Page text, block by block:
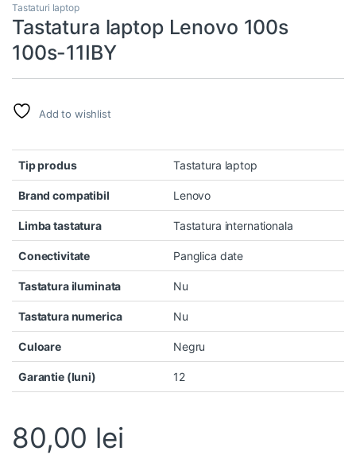
Tastaturi laptop
Tastatura laptop Lenovo 100s
100s-11IBY
Add to wishlist
Tip produs Tastatura laptop
Brand compatibil Lenovo
Limba tastatura Tastatura internationala
Conectivitate Panglica date
Tastatura iluminata Nu
Tastatura numerica Nu
Culoare Negru
Garantie (luni) 12
80,00 lei